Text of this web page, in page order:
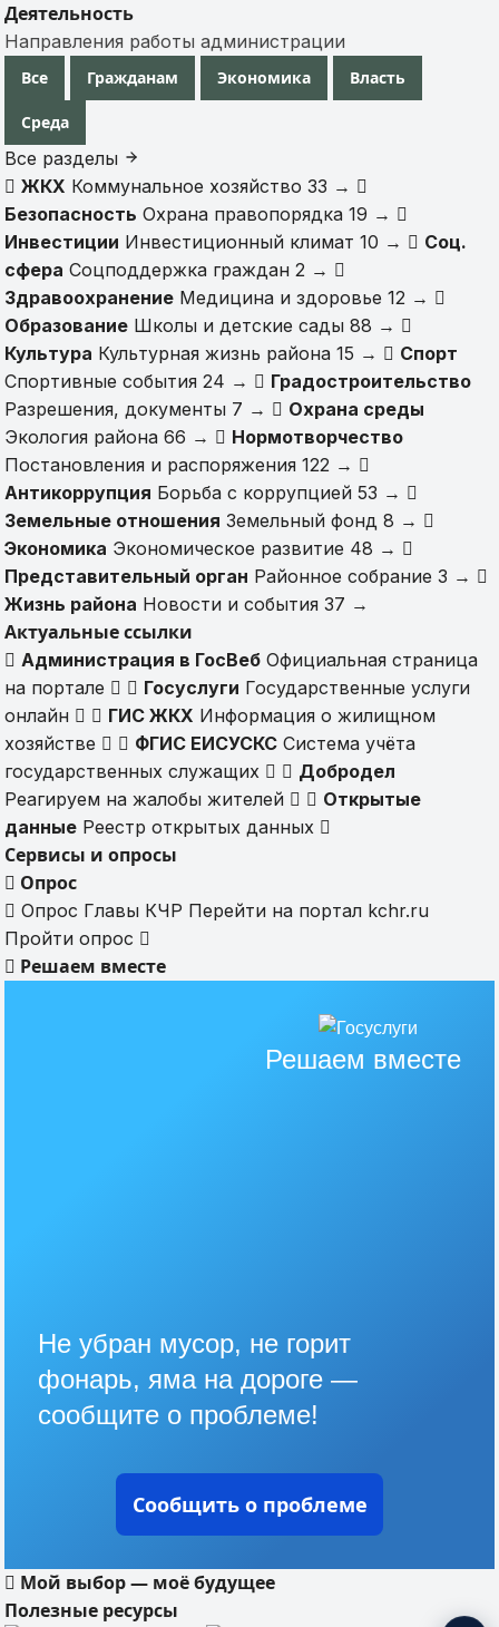
Деятельность
Направления работы администрации
Все Гражданам Экономика Власть
Среда
Все разделы
ЖКХ Коммунальное хозяйство 33 →
Безопасность Охрана правопорядка 19 →
Инвестиции Инвестиционный климат 10 →
Соц.
сфера Соцподдержка граждан 2 →
Здравоохранение Медицина и здоровье 12 →
Образование Школы и детские сады 88 →
Культура Культурная жизнь района 15 →
Спорт
Спортивные события 24 →
Градостроительство
Разрешения, документы 7 →
Охрана среды
Экология района 66 →
Нормотворчество
Постановления и распоряжения 122 →
Антикоррупция Борьба с коррупцией 53 →
Земельные отношения Земельный фонд 8 →
Экономика Экономическое развитие 48 →
Представительный орган Районное собрание 3 →
Жизнь района Новости и события 37 →
Актуальные ссылки
Администрация в ГосВеб Официальная страница
на портале
Госуслуги Государственные услуги
онлайн
ГИС ЖКХ Информация о жилищном
хозяйстве
ФГИС ЕИСУСКС Система учёта
государственных служащих
Добродел
Реагируем на жалобы жителей
Открытые
данные Реестр открытых данных
Сервисы и опросы
Опрос
Опрос Главы КЧР Перейти на портал kchr.ru
Пройти опрос
Решаем вместе
Решаем вместе
Не убран мусор, не горит
фонарь, яма на дороге —
сообщите о проблеме!
Сообщить о проблеме
Мой выбор — моё будущее
Полезные ресурсы